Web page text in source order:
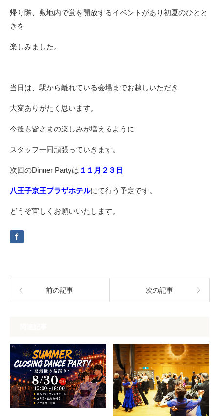
帰り際、敷地内で蛍を開放するイベントがあり初夏のひとと
きを
楽しみました。
当日は、駅から離れている会場までお越しいただき
大変ありがたく思います。
今後も皆さまの楽しみが増えるように
スタッフ一同頑張っていきます。
次回のDinner Partyは １１月２３日
八王子京王プラザホテルにて行う予定です。
どうぞ宜しくお願いいたします。
前の記事 次の記事